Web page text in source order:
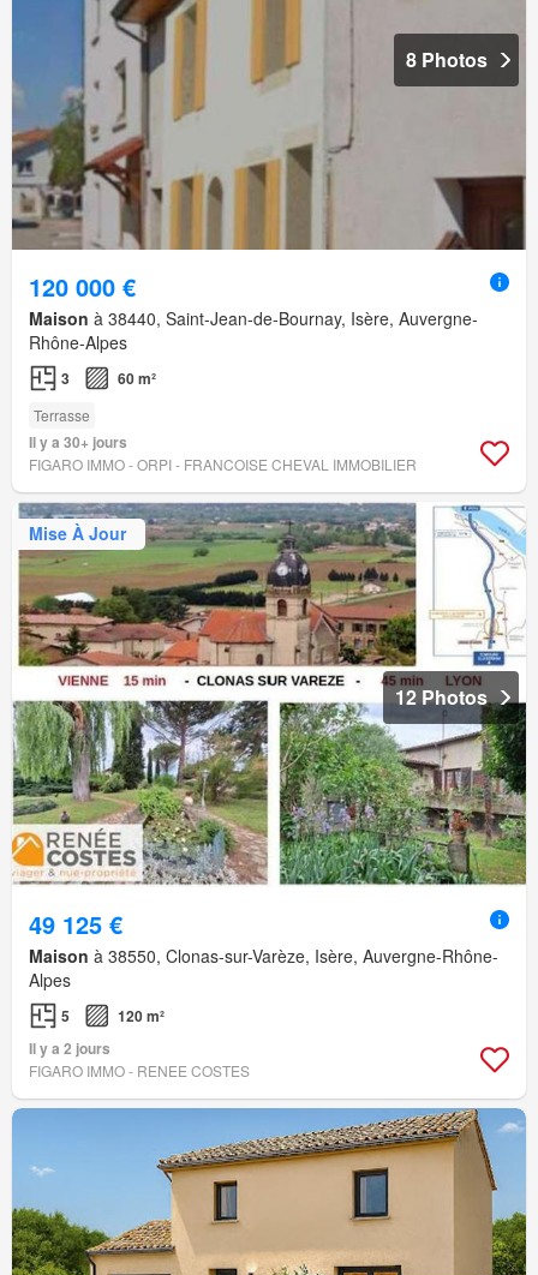
8 Photos
120 000 €
Maison à 38440, Saint-Jean-de-Bournay, Isère, Auvergne-
Rhône-Alpes
3 60 m²
Terrasse
Il y a 30+ jours
FIGARO IMMO - ORPI - FRANCOISE CHEVAL IMMOBILIER
Mise À Jour
12 Photos
49 125 €
Maison à 38550, Clonas-sur-Varèze, Isère, Auvergne-Rhône-
Alpes
5
120 m²
Il y a 2 jours
FIGARO IMMO - RENEE COSTES